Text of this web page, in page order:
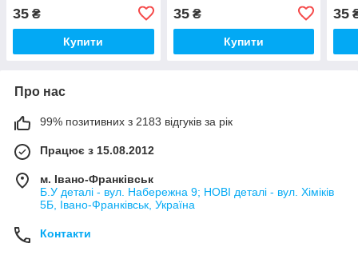
35 ₴
Купити
35₴
Купити
35
Про нас
99% позитивних з 2183 відгуків за рік
Працює з 15.08.2012
м. Івано-Франківськ
Б.У деталі - вул. Набережна 9; НОВІ деталі - вул. Хіміків
5Б, Івано-Франківськ, Україна
Контакти